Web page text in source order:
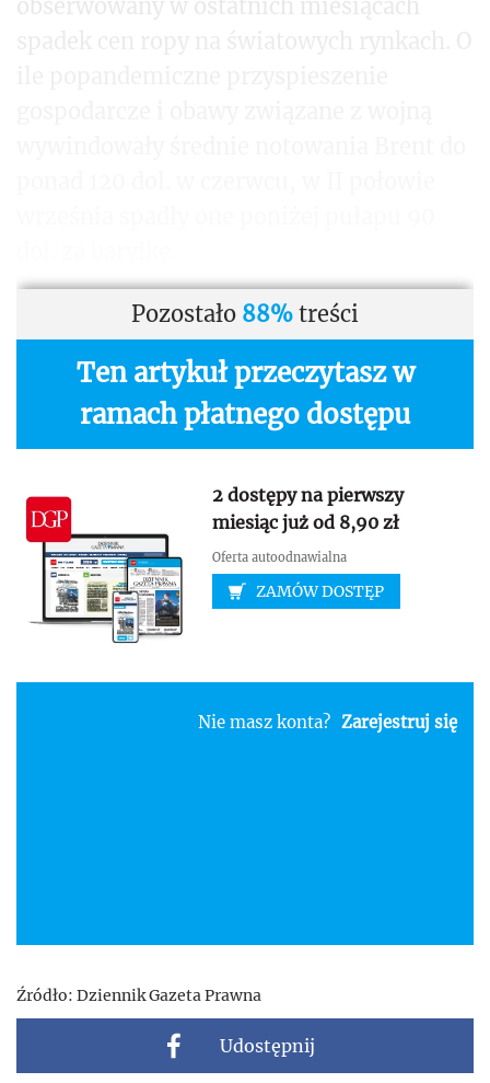
Pozostało 88% treści
Ten artykuł przeczytasz w
ramach płatnego dostępu
2 dostępy na pierwszy
miesiąc już od 8,90 zł
Oferta autoodnawialna
ZAMÓW DOSTĘP
Nie masz konta? Zarejestruj się
Źródło: Dziennik Gazeta Prawna
Udostępnij